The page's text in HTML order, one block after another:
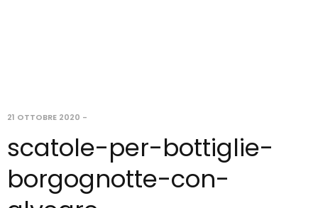
21 OTTOBRE 2020 -
scatole-per-bottiglie-
borgognotte-con-